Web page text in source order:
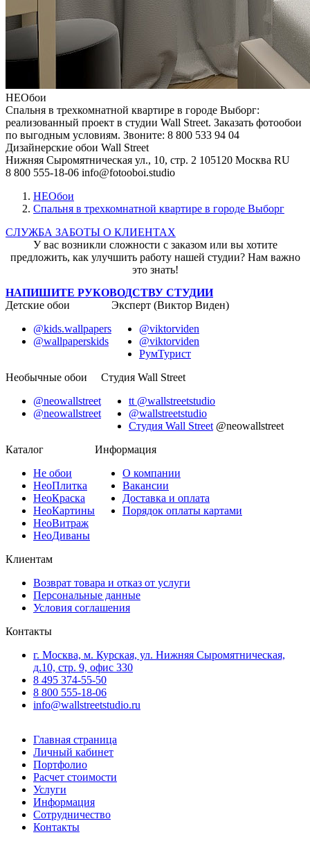
НЕОбои
Спальня в трехкомнатной квартире в городе Выборг:
реализованный проект в студии Wall Street. Заказать фотообои
по выгодным условиям. Звоните: 8 800 533 94 04
Дизайнерские обои Wall Street
Нижняя Сыромятническая ул., 10, стр. 2 105120 Москва RU
8 800 555-18-06 info@fotooboi.studio
НЕОбои
Спальня в трехкомнатной квартире в городе Выборг
СЛУЖБА ЗАБОТЫ О КЛИЕНТАХ
У вас возникли сложности с заказом или вы хотите
предложить, как улучшить работу нашей студии? Нам важно
это знать!
НАПИШИТЕ РУКОВОДСТВУ СТУДИИ
Детские обои
@kids.wallpapers
@wallpaperskids
Эксперт (Виктор Виден)
@viktorviden
@viktorviden
РумТурист
Необычные обои
@neowallstreet
@neowallstreet
Студия Wall Street
tt @wallstreetstudio
@wallstreetstudio
Студия Wall Street @neowallstreet
Каталог
Не обои
НеоПлитка
НеоКраска
НеоКартины
НеоВитраж
НеоДиваны
Информация
О компании
Вакансии
Доставка и оплата
Порядок оплаты картами
Клиентам
Возврат товара и отказ от услуги
Персональные данные
Условия соглашения
Контакты
г. Москва, м. Курская, ул. Нижняя Сыромятническая,
д.10, стр. 9, офис 330
8 495 374-55-50
8 800 555-18-06
info@wallstreetstudio.ru
Главная страница
Личный кабинет
Портфолио
Расчет стоимости
Услуги
Информация
Сотрудничество
Контакты